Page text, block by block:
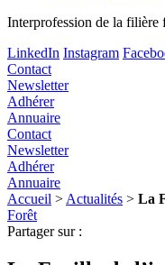
Interprofession de la filière
LinkedIn Instagram
Contact
Newsletter
Adhérer
Annuaire
Contact
Newsletter
Adhérer
Annuaire
Accueil > Actualités > La
Forêt
Partager sur :